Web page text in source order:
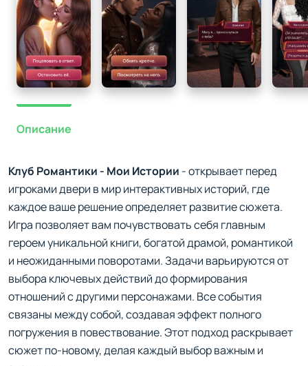
Описание
Клуб Романтики - Мои Истории - открывает перед
игроками двери в мир интерактивных историй, где
каждое ваше решение определяет развитие сюжета.
Игра позволяет вам почувствовать себя главным
героем уникальной книги, богатой драмой, романтикой
и неожиданными поворотами. Задачи варьируются от
выбора ключевых действий до формирования
отношений с другими персонажами. Все события
связаны между собой, создавая эффект полного
погружения в повествование. Этот подход раскрывает
сюжет по-новому, делая каждый выбор важным и